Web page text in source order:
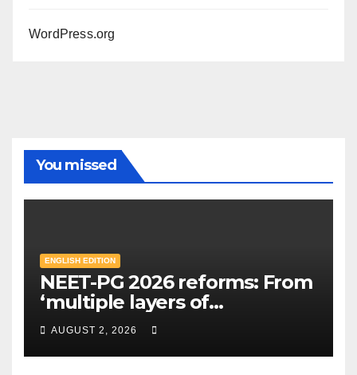
WordPress.org
You missed
ENGLISH EDITION
NEET-PG 2026 reforms: From
‘multiple layers of
encryption’ to centres closer
to home — Key changes in 30
August exam | Mint
AUGUST 2, 2026